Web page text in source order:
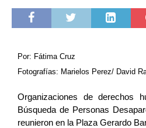
Por: Fátima Cruz
Fotografías: Marielos Perez/ David
Organizaciones de derechos
Búsqueda de Personas
reunieron en la Plaza Gerardo